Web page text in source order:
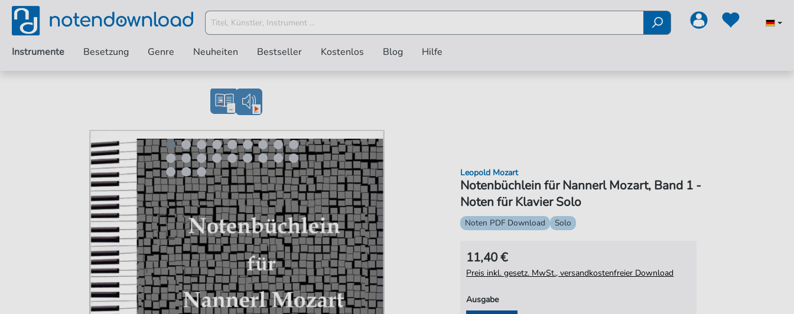
Instrumente Besetzung Genre Neuheiten Bestseller Kostenlos Blog Hilfe
Notenbüchlein für Nannerl Mozart, Band 1 -
Noten für Klavier Solo
Leopold Mozart
Noten PDF Download Solo
11,40 €
Preis inkl. gesetz. MwSt., versandkostenfreier Download
Ausgabe